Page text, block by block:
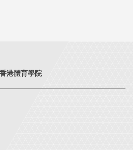
港體育學院